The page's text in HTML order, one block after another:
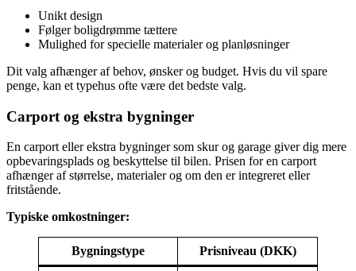
Unikt design
Følger boligdrømme tættere
Mulighed for specielle materialer og planløsninger
Dit valg afhænger af behov, ønsker og budget. Hvis du vil spare
penge, kan et typehus ofte være det bedste valg.
Carport og ekstra bygninger
En carport eller ekstra bygninger som skur og garage giver dig mere
opbevaringsplads og beskyttelse til bilen. Prisen for en carport
afhænger af størrelse, materialer og om den er integreret eller
fritstående.
Typiske omkostninger:
Bygningstype Prisniveau (DKK)